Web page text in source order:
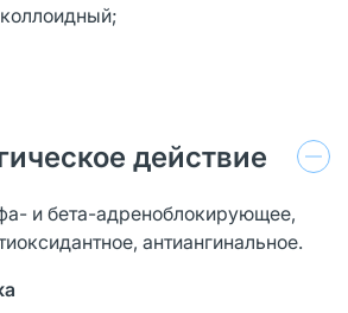
действие
и бета-адреноблокирующее,
антиангинальное.